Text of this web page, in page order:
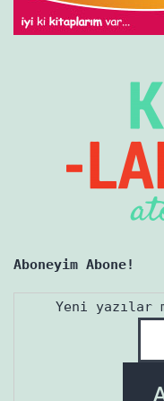
Aboneyim Abone!
Yeni yazılar